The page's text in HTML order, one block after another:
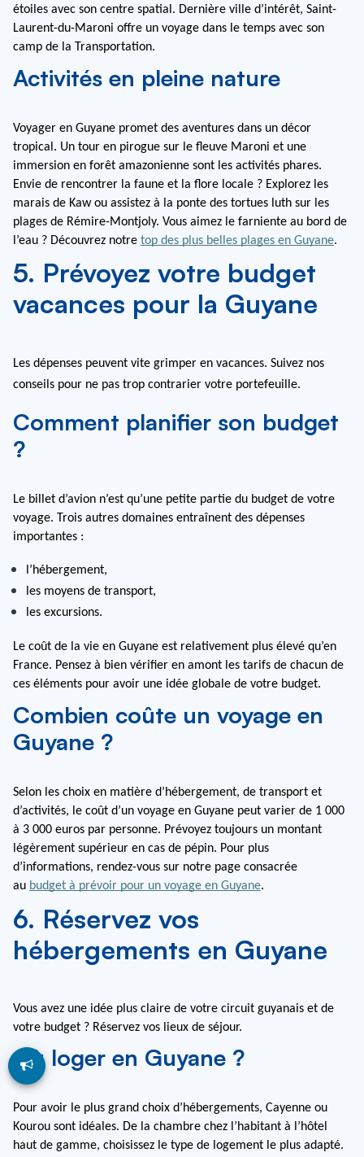
étoiles avec son centre spatial. Dernière ville d’intérêt, Saint-
Laurent-du-Maroni offre un voyage dans le temps avec son
camp de la Transportation.
Activités en pleine nature
Voyager en Guyane promet des aventures dans un décor
tropical. Un tour en pirogue sur le fleuve Maroni et une
immersion en forêt amazonienne sont les activités phares.
Envie de rencontrer la faune et la flore locale ? Explorez les
marais de Kaw ou assistez à la ponte des tortues luth sur les
plages de Rémire-Montjoly. Vous aimez le farniente au bord de
l’eau ? Découvrez notre top des plus belles plages en Guyane.
5. Prévoyez votre budget
vacances pour la Guyane
Les dépenses peuvent vite grimper en vacances. Suivez nos
conseils pour ne pas trop contrarier votre portefeuille.
Comment planifier son budget
?
Le billet d’avion n’est qu’une petite partie du budget de votre
voyage. Trois autres domaines entraînent des dépenses
importantes :
l’hébergement,
les moyens de transport,
les excursions.
Le coût de la vie en Guyane est relativement plus élevé qu’en
France. Pensez à bien vérifier en amont les tarifs de chacun de
ces éléments pour avoir une idée globale de votre budget.
Combien coûte un voyage en
Guyane ?
Selon les choix en matière d’hébergement, de transport et
d’activités, le coût d’un voyage en Guyane peut varier de 1 000
à 3 000 euros par personne. Prévoyez toujours un montant
légèrement supérieur en cas de pépin. Pour plus
d’informations, rendez-vous sur notre page consacrée
au budget à prévoir pour un voyage en Guyane.
6. Réservez vos
hébergements en Guyane
Vous avez une idée plus claire de votre circuit guyanais et de
votre budget ? Réservez vos lieux de séjour.
Où loger en Guyane ?
Pour avoir le plus grand choix d’hébergements, Cayenne ou
Kourou sont idéales. De la chambre chez l’habitant à l’hôtel
haut de gamme, choisissez le type de logement le plus adapté.